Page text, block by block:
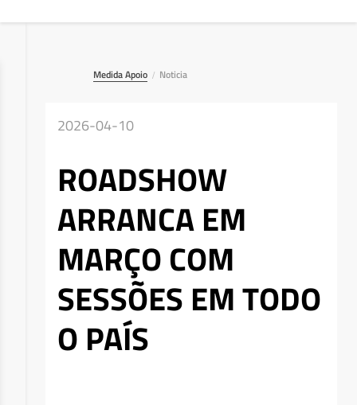
Medida Apoio / Noticia
2026-04-10
ROADSHOW
ARRANCA EM
MARÇO COM
SESSÕES EM TODO
O PAÍSDeseja apagar o ficheiro?